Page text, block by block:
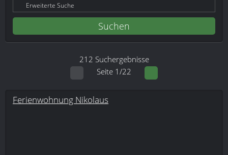
Erweiterte Suche
212 Suchergebnisse
Seite 1/22
Ferienwohnung Nikolaus